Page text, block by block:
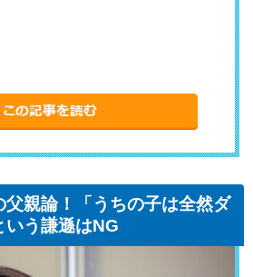
父親論！「うちの子は全然ダ
いう謙遜はNG